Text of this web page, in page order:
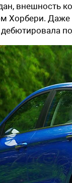
внешность
Хорбери.